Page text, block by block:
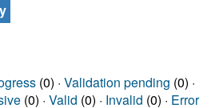
(0) · Validation pending (0) ·
(0) · Valid (0) · Invalid (0) · Error